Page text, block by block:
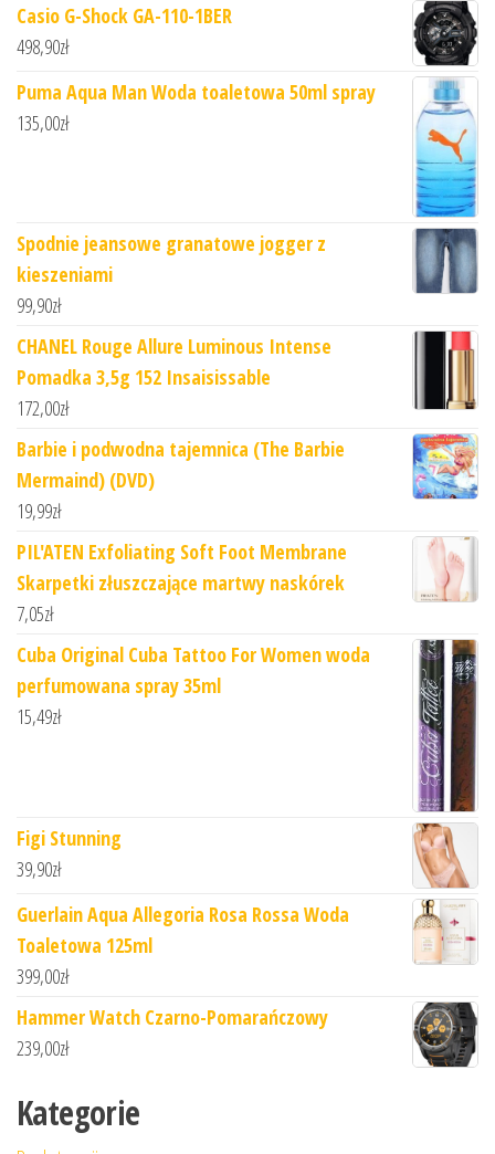
Casio G-Shock GA-110-1BER
498,90zł
Puma Aqua Man Woda toaletowa 50ml spray
135,00zł
Spodnie jeansowe granatowe jogger z
kieszeniami
99,90zł
CHANEL Rouge Allure Luminous Intense
Pomadka 3,5g 152 Insaisissable
172,00zł
Barbie i podwodna tajemnica (The Barbie
Mermaind) (DVD)
19,99zł
PIL'ATEN Exfoliating Soft Foot Membrane
Skarpetki złuszczające martwy naskórek
7,05zł
Cuba Original Cuba Tattoo For Women woda
perfumowana spray 35ml
15,49zł
Figi Stunning
39,90zł
Guerlain Aqua Allegoria Rosa Rossa Woda
Toaletowa 125ml
399,00zł
Hammer Watch Czarno-Pomarańczowy
239,00zł
Kategorie